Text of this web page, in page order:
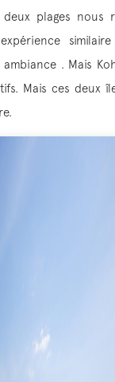
deux plages nous
. Mais
Mais ces deux